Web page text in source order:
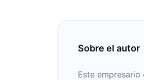
Sobre el autor
Este